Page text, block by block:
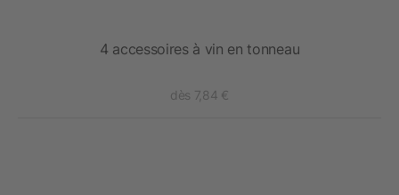
4 accessoires à vin en tonneau
dès 7,84 €